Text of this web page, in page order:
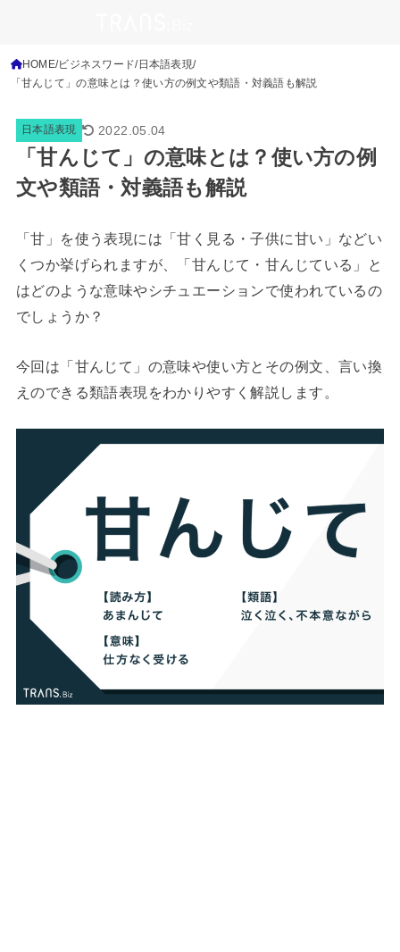
HOME ビジネスワード 日本語表現
「甘んじて」の意味とは？使い方の例文や類語・対義語も解説
日本語表現 2022.05.04
「甘んじて」の意味とは？使い方の例
文や類語・対義語も解説
「甘」を使う表現には「甘く見る・子供に甘い」などい
くつか挙げられますが、「甘んじて・甘んじている」と
はどのような意味やシチュエーションで使われているの
でしょうか？
今回は「甘んじて」の意味や使い方とその例文、言い換
えのできる類語表現をわかりやすく解説します。